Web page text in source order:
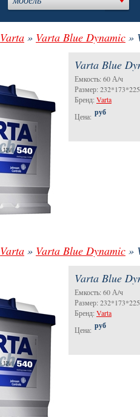
Varta » Varta Blue Dynamic »
Varta Blue
Емкость: 60 А/ч
Размер:
Бренд: Varta
Цена: руб
Varta » Varta Blue Dynamic »
Varta Blue
Емкость: 60 А/ч
Размер:
Бренд: Varta
Цена: руб